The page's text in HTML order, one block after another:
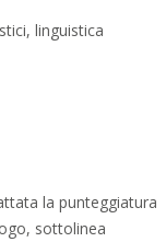
linguistica
la punteggiatura
sottolinea